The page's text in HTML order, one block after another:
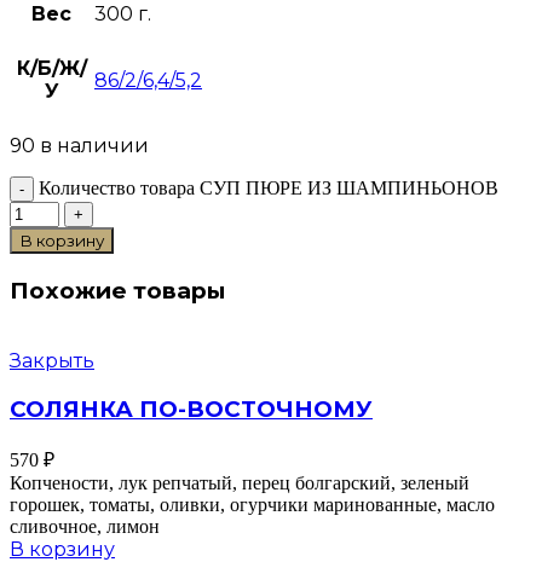
Вес 300 г.
К/Б/Ж/
У
86/2/6,4/5,2
90 в наличии
Количество товара СУП ПЮРЕ ИЗ ШАМПИНЬОНОВ
В корзину
Похожие товары
Закрыть
СОЛЯНКА ПО-ВОСТОЧНОМУ
570 ₽
Копчености, лук репчатый, перец болгарский, зеленый
горошек, томаты, оливки, огурчики маринованные, масло
сливочное, лимон
В корзину